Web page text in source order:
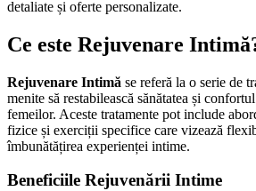
detaliate și oferte personalizate.
Ce este Rejuvenare Intimă
Rejuvenare Intimă se referă la o serie de
menite să restabilească sănătatea și
femeilor. Aceste tratamente pot include
fizice și exerciții specifice care vizează
îmbunătățirea experienței intime.
Beneficiile Rejuvenării Intime